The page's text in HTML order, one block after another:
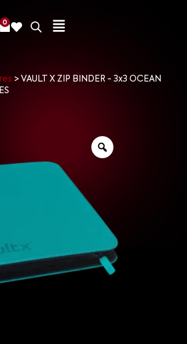
0
> VAULT X ZIP BINDER - 3x3 OCEAN